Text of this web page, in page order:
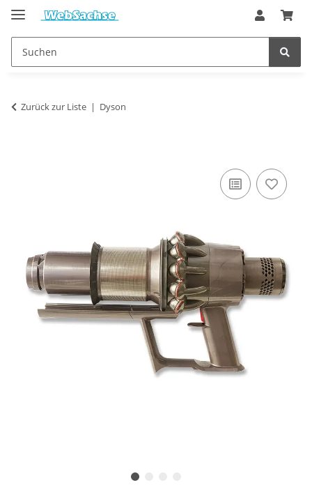
Zurück zur Liste Dyson